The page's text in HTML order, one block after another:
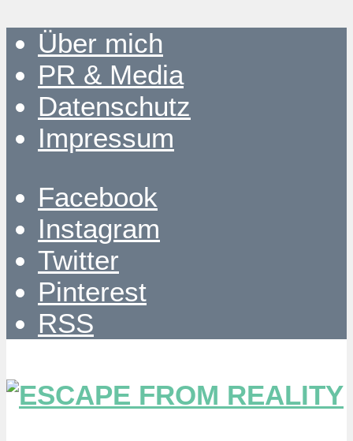
Über mich
PR & Media
Datenschutz
Impressum
Facebook
Instagram
Twitter
Pinterest
RSS